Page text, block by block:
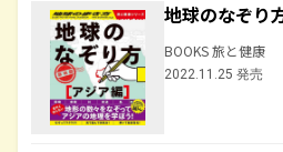
地球のなぞ
BOOKS 旅と健康
2022.11.25 発売